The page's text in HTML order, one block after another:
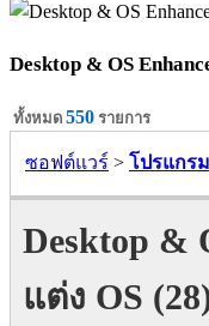
Desktop & OS
ทั้งหมด 550 รายการ
ซอฟต์แวร์ > โปรแกร
Desktop &
แต่ง OS